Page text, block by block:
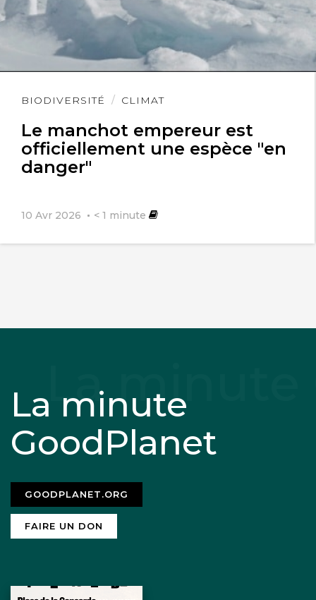
BIODIVERSITÉ CLIMAT
Le manchot empereur est
officiellement une espèce "en
danger"
10 Avr 2026 < 1 minute
Lire
La minute
GoodPlanet
GOODPLANET.ORG
FAIRE UN DON